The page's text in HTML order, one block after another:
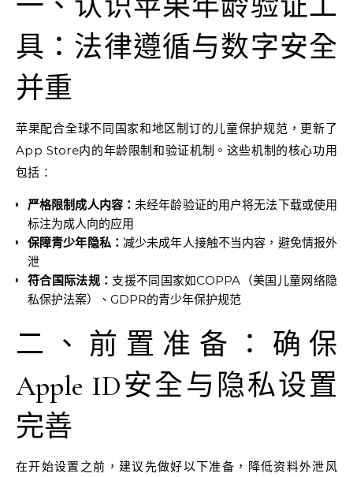
具：法律遵循与数字安全
并重
苹果配合全球不同国家和地区制订的儿童保护规范，更新了
App Store内的年龄限制和验证机制。这些机制的核心功用
包括：
严格限制成人内容： 未经年龄验证的用户将无法下载或使用
标注为成人向的应用
保障青少年隐私： 减少未成年人接触不当内容，避免情报外
泄
符合国际法规： 支援不同国家如COPPA（美国儿童网络隐
私保护法案）、GDPR的青少年保护规范
二、前置准备：确保
Apple ID安全与隐私设置
完善
在开始设置之前，建议先做好以下准备，降低资料外泄风